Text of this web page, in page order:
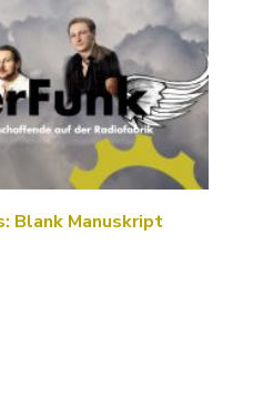
Blank Manuskript